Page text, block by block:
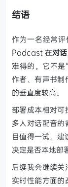
结语
作为一名经常
Podcast 在对
难得的。它不
作者、有声书制
的垂直度较高。
部署成本相对可
多人对话配音的
目值得一试。
决定是否本地部
后续我会继续关
实时性能方面的